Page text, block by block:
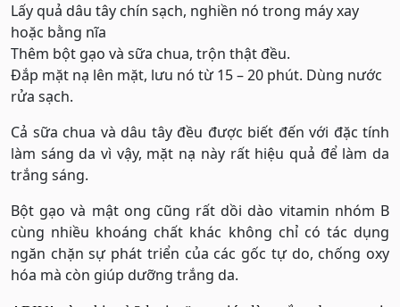
Lấy quả dâu tây chín sạch, nghiền nó trong máy xay
hoặc bằng nĩa
Thêm bột gạo và sữa chua, trộn thật đều.
Đắp mặt nạ lên mặt, lưu nó từ 15 – 20 phút. Dùng nước
rửa sạch.
Cả sữa chua và dâu tây đều được biết đến với đặc tính
làm sáng da vì vậy, mặt nạ này rất hiệu quả để làm da
trắng sáng.
Bột gạo và mật ong cũng rất dồi dào vitamin nhóm B
cùng nhiều khoáng chất khác không chỉ có tác dụng
ngăn chặn sự phát triển của các gốc tự do, chống oxy
hóa mà còn giúp dưỡng trắng da.